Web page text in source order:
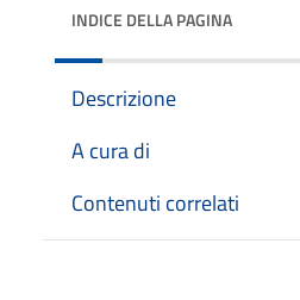
INDICE DELLA PAGINA
Descrizione
A cura di
Contenuti correlati